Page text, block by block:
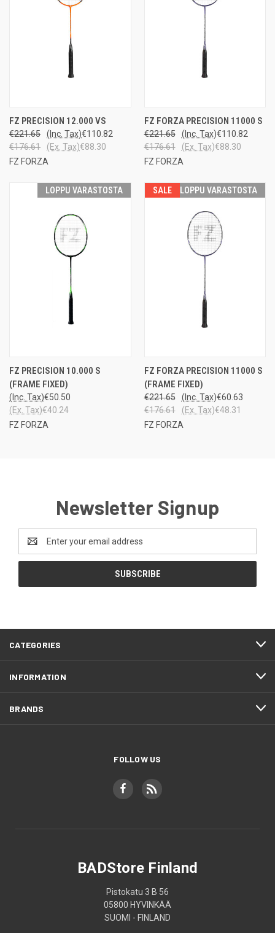
FZ PRECISION 12.000 VS
€221.65 €110.82
(Inc. Tax)
€176.61
€88.30
(Ex. Tax)
FZ FORZA
FZ FORZA PRECISION 11000 S
€221.65 €110.82
(Inc. Tax)
€176.61
€88.30
(Ex. Tax)
FZ FORZA
LOPPU VARASTOSTA
FZ PRECISION 10.000 S
(FRAME FIXED)
€50.50
(Inc. Tax)
€40.24
(Ex. Tax)
FZ FORZA
SALE LOPPU VARASTOSTA
FZ FORZA PRECISION 11000 S
(FRAME FIXED)
€221.65 €60.63
(Inc. Tax)
€176.61
€48.31
(Ex. Tax)
FZ FORZA
Newsletter Signup
Address
CATEGORIES
INFORMATION
BRANDS
FOLLOW US
BADStore Finland
Pistokatu 3 B 56
05800 HYVINKÄÄ
SUOMI - FINLAND